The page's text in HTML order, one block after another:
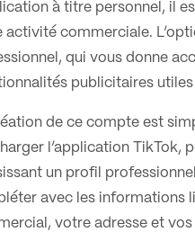
à titre personnel, il
activité commerciale.
qui vous donne
publicitaires
de ce compte est
l’application TikTok,
un profil
avec les informations
votre adresse et